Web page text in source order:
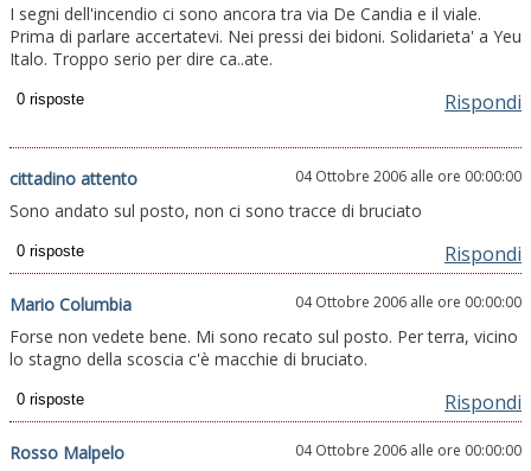
I segni dell'incendio ci sono ancora tra via De Candia e il viale.
Prima di parlare accertatevi. Nei pressi dei bidoni. Solidarieta' a Yeu
Italo. Troppo serio per dire ca..ate.
Rispondi
cittadino attento 04 Ottobre 2006 alle ore 00:00:00
Sono andato sul posto, non ci sono tracce di bruciato
Rispondi
Mario Columbia 04 Ottobre 2006 alle ore 00:00:00
Forse non vedete bene. Mi sono recato sul posto. Per terra, vicino
lo stagno della scoscia c'è macchie di bruciato.
Rispondi
Rosso Malpelo 04 Ottobre 2006 alle ore 00:00:00